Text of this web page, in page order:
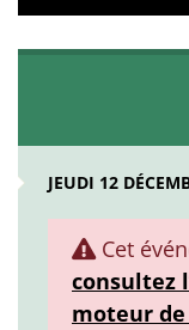
JEUDI 12
Cet
consultez
moteur